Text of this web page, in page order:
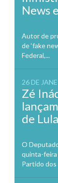
News
Autor de
de ‘fake
Federal,...
26 DE
Zé
de Lula
O
quinta-feira
Partido dos